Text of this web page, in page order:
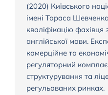
(2020) Київського
імені Тараса
кваліфікацію фахівця
англійської мови.
комерційне та
регуляторний
структурування та
регульованих ринках.